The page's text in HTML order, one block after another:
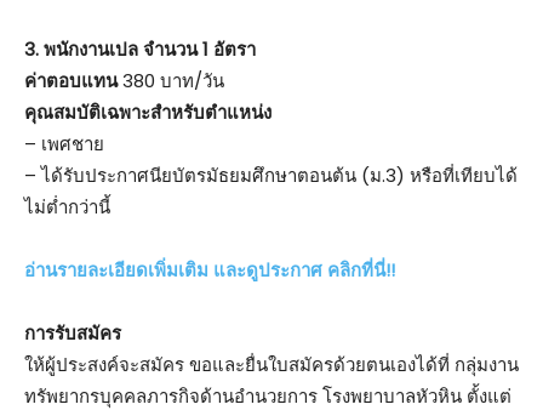
3. พนักงานเปล จำนวน 1 อัตรา
ค่าตอบแทน380 บาท/วัน
คุณสมบัติเฉพาะสำหรับตำแหน่ง
– เพศชาย
– ได้รับประกาศนียบัตรมัธยมศึกษาตอนต้น (ม.3) หรือที่เทียบได้
ไม่ต่ำกว่านี้
อ่านรายละเอียดเพิ่มเติม และดูประกาศ คลิกที่นี่!!
การรับสมัคร
ให้ผู้ประสงค์จะสมัคร ขอและยื่นใบสมัครด้วยตนเองได้ที่ กลุ่มงาน
ทรัพยากรบุคคลภารกิจด้านอำนวยการ โรงพยาบาลหัวหิน ตั้งแต่